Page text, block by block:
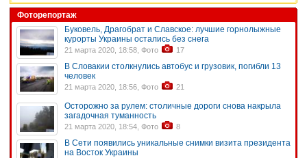
Фоторепортаж
Буковель, Драгобрат и Славское: лучшие горнолыжные
курорты Украины остались без снега
21 марта 2020, 18:58, Фото 17
В Словакии столкнулись автобус и грузовик, погибли 13
человек
21 марта 2020, 18:56, Фото 21
Осторожно за рулем: столичные дороги снова накрыла
загадочная туманность
21 марта 2020, 18:54, Фото 8
В Сети появились уникальные снимки визита президента
на Восток Украины